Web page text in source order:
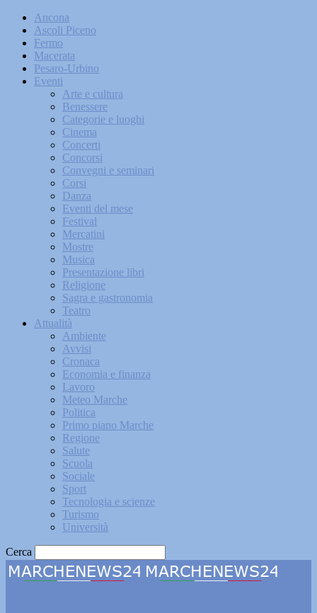
Ancona
Ascoli Piceno
Fermo
Macerata
Pesaro-Urbino
Eventi
Arte e cultura
Benessere
Categorie e luoghi
Cinema
Concerti
Concorsi
Convegni e seminari
Corsi
Danza
Eventi del mese
Festival
Mercatini
Mostre
Musica
Presentazione libri
Religione
Sagra e gastronomia
Teatro
Attualità
Ambiente
Avvisi
Cronaca
Economia e finanza
Lavoro
Meteo Marche
Politica
Primo piano Marche
Regione
Salute
Scuola
Sociale
Sport
Tecnologia e scienze
Turismo
Università
Cerca